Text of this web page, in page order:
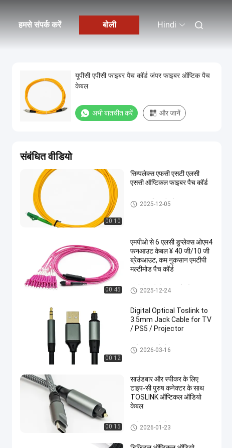
हमसे संपर्क करें बोली Hindi
यूपीसी एपीसी फाइबर पैच कॉर्ड जंपर फाइबर ऑप्टिक पैच
केबल
अभी बातचीत करें और जानें
संबंधित वीडियो
00:10
सिम्पलेक्स एफसी एसटी एलसी
एससी ऑप्टिकल फाइबर पैच कॉर्ड
फाइबर ऑप्टिक पैच केबल
2025-12-05
00:45
एमपीओ से 6 एलसी डुप्लेक्स ओएम4
फनआउट केबल ¥ 40 जी/10 जी
ब्रेकआउट, कम नुकसान एमटीपी
मल्टीमोड पैच कॉर्ड
एमटीपी एमपीओ फाइबर पैच केबल
2025-12-24
00:12
Digital Optical Toslink to
3.5mm Jack Cable for TV
/ PS5 / Projector
ऑप्टिकल ऑडियो एडाप्टर
2026-03-16
00:15
साउंडबार और स्पीकर के लिए
टाइप-सी पुरुष कनेक्टर के साथ
TOSLINK ऑप्टिकल ऑडियो
केबल
ऑप्टिकल ऑडियो एडाप्टर
2026-01-23